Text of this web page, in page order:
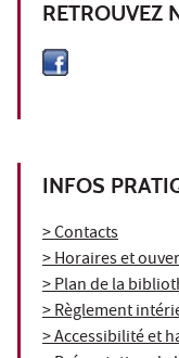
RETROUVEZ
INFOS
> Contacts
> Horaires et
> Plan de la
> Règlement
> Accessibilité et